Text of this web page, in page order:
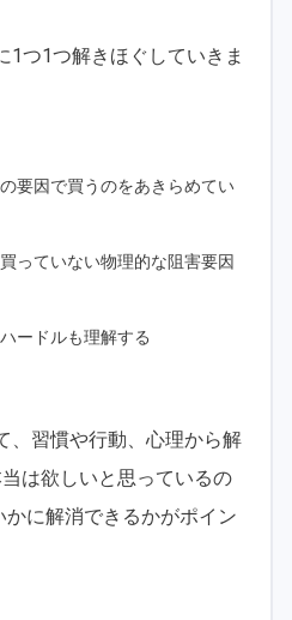
1つ1つ解きほぐしていきま
要因で買うのをあきらめてい
っていない物理的な阻害要因
ードルも理解する
、習慣や行動、心理から解
は欲しいと思っているの
に解消できるかがポイン